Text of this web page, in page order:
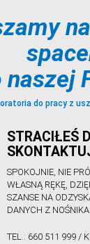
Sprawdź
naszej
do pracy z
STRACIŁEŚ
SPOKOJNIE, NIE
WŁASNĄ RĘKĘ,
SZANSE NA
DANYCH Z NOŚNIKA.
TEL.: 660 511 999 /